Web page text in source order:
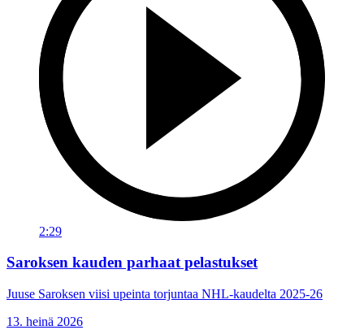
2:29
Saroksen kauden parhaat pelastukset
Juuse Saroksen viisi upeinta torjuntaa NHL-kaudelta 2025-26
13. heinä 2026